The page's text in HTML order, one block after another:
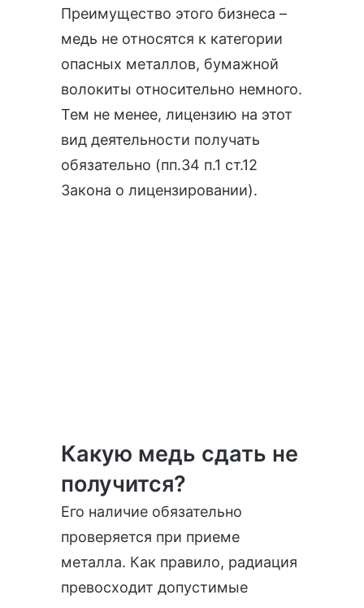
Преимущество этого бизнеса –
медь не относятся к категории
опасных металлов, бумажной
волокиты относительно немного.
Тем не менее, лицензию на этот
вид деятельности получать
обязательно (пп.34 п.1 ст.12
Закона о лицензировании).
Какую медь сдать не
получится?
Его наличие обязательно
проверяется при приеме
металла. Как правило, радиация
превосходит допустимые